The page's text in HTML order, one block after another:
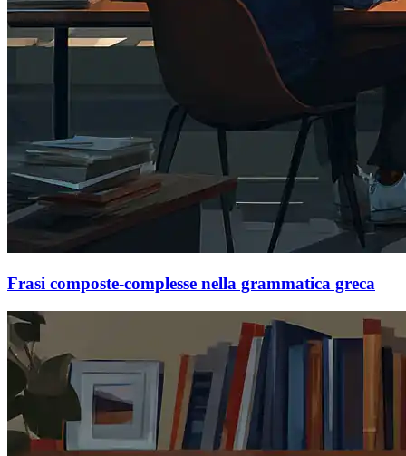
Frasi composte-complesse nella grammatica greca